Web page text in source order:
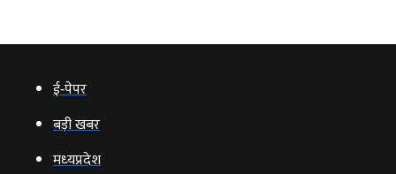
ई‑पेपर
बड़ी खबर
मध्‍यप्रदेश